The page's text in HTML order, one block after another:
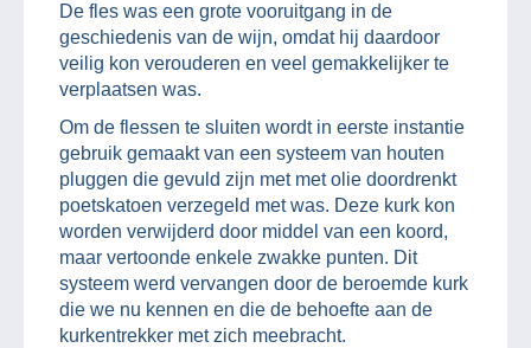
De fles was een grote vooruitgang in de
geschiedenis van de wijn, omdat hij daardoor
veilig kon verouderen en veel gemakkelijker te
verplaatsen was.
Om de flessen te sluiten wordt in eerste instantie
gebruik gemaakt van een systeem van houten
pluggen die gevuld zijn met met olie doordrenkt
poetskatoen verzegeld met was. Deze kurk kon
worden verwijderd door middel van een koord,
maar vertoonde enkele zwakke punten. Dit
systeem werd vervangen door de beroemde kurk
die we nu kennen en die de behoefte aan de
kurkentrekker met zich meebracht.